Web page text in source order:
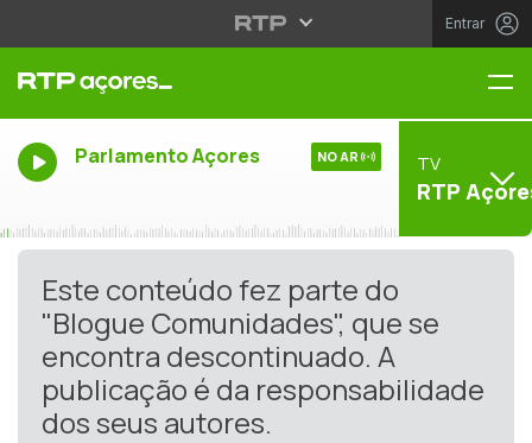
Entrar
Parlamento Açores NO AR TV
RTP
Este conteúdo fez parte do
"Blogue Comunidades", que se
encontra descontinuado. A
publicação é da responsabilidade
dos seus autores.